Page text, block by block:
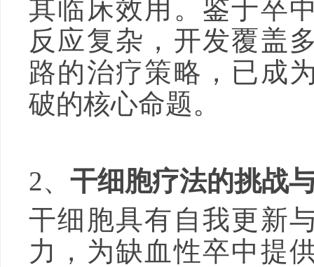
其临床效用。鉴于卒
反应复杂，开发覆盖
路的治疗策略，已成
破的核心命题。
2、 干细胞疗法的挑战
干细胞具有自我更新
力，为缺血性卒中提